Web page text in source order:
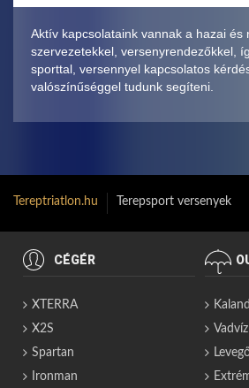
Aktív kapcsolataink vannak a hazai és
szervezetekkel, versenyrendezőkkel,
sporttal, versennyel kapcsolatos
valószínűséggel tudunk segíteni.
Tereptriatlon.hu Terepsport versenyek
CÉGÉR
XTERRA
X2S
Spartan
Ironman
Kaland
Vadvíz